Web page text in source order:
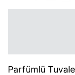
Parfümlü